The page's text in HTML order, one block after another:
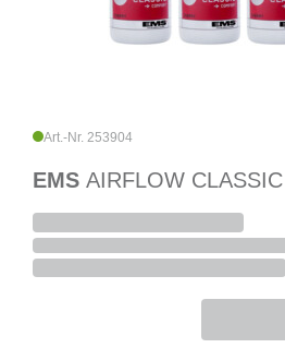
Art.-Nr. 253904
EMS AIRFLOW